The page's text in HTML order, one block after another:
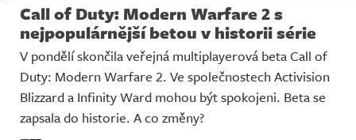
Call of Duty: Modern Warfare 2 s
nejpopulárnější betou v historii série
V pondělí skončila veřejná multiplayerová beta Call of
Duty: Modern Warfare 2. Ve společnostech Activision
Blizzard a Infinity Ward mohou být spokojeni. Beta se
zapsala do historie. A co změny?